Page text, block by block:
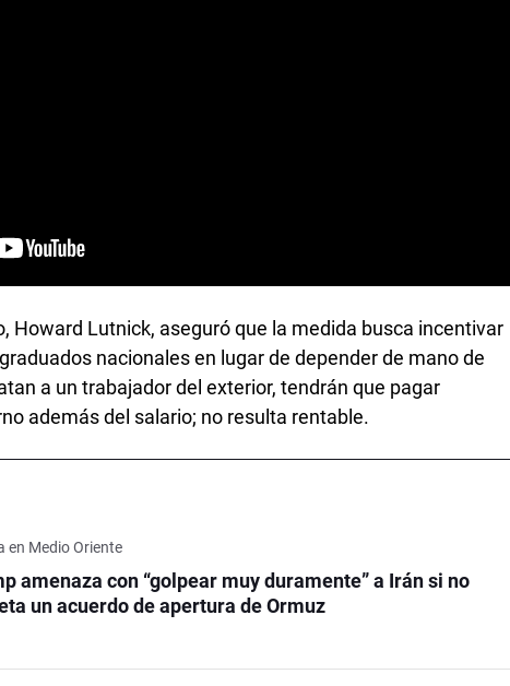
Howard Lutnick, aseguró que la medida busca incentivar
nacionales en lugar de depender de mano de
a un trabajador del exterior, tendrán que pagar
además del salario; no resulta rentable.
en Medio Oriente
amenaza con “golpear muy duramente” a Irán si no
un acuerdo de apertura de Ormuz